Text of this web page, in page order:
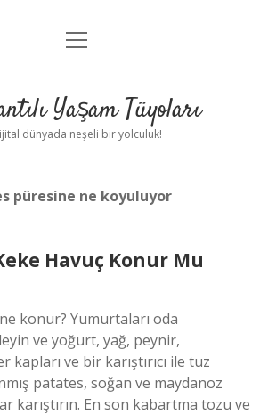
Anasayfa
Yasal Uyarı
menüyü
Yaşam Tüyoları
dünyada neşeli bir yolculuk!
püresine ne koyuluyor
Havuç Konur Mu
konur? Yumurtaları oda
ve yoğurt, yağ, peynir,
ve bir karıştırıcı ile tuz
patates, soğan ve maydanoz
karıştırın. En son kabartma tozu ve